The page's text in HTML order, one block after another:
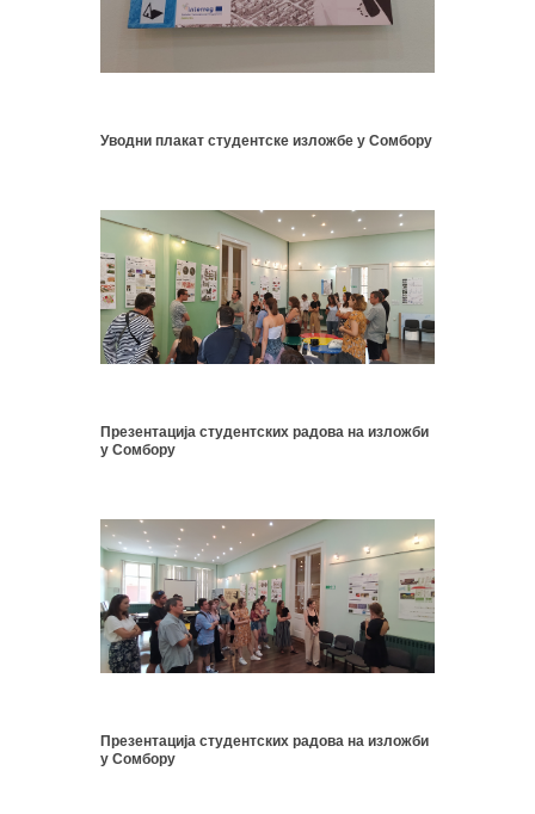
Уводни плакат студентске изложбе у Сомбору
Презентација студентских радова на изложби
у Сомбору
Презентација студентских радова на изложби
у Сомбору